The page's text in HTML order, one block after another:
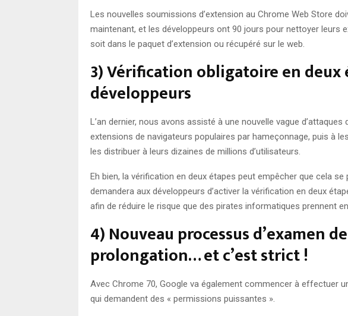
Les nouvelles soumissions d’extension au Chrome Web Store
maintenant, et les développeurs ont 90 jours pour nettoyer leurs
soit dans le paquet d’extension ou récupéré sur le web.
3) Vérification obligatoire en deux
développeurs
L’an dernier, nous avons assisté à une nouvelle vague
extensions de navigateurs populaires par hameçonnage, puis à
les distribuer à leurs dizaines de millions d’utilisateurs.
Eh bien, la vérification en deux étapes peut empêcher que cela se
demandera aux développeurs d’activer la vérification en deux
afin de réduire le risque que des pirates informatiques prennent
4) Nouveau processus d’examen
prolongation… et c’est strict !
Avec Chrome 70, Google va également commencer à effectuer
qui demandent des « permissions puissantes ».